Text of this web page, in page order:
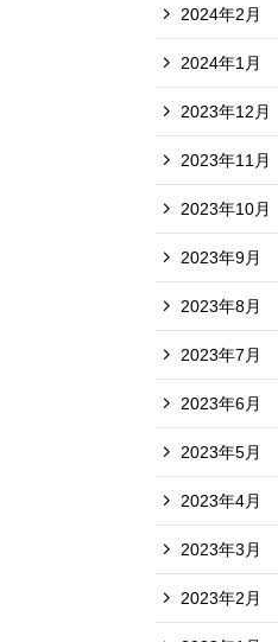
2024年2月
2024年1月
2023年12月
2023年11月
2023年10月
2023年9月
2023年8月
2023年7月
2023年6月
2023年5月
2023年4月
2023年3月
2023年2月